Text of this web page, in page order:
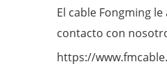
El cable Fongming
contacto con
https://